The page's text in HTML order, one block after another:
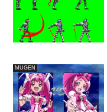
MUGEN